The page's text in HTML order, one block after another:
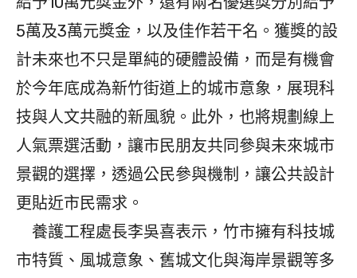
5萬及3萬元獎金，以及佳作若干名。獲獎的設
計未來也不只是單純的硬體設備，而是有機會
於今年底成為新竹街道上的城市意象，展現科
技與人文共融的新風貌。此外，也將規劃線上
人氣票選活動，讓市民朋友共同參與未來城市
景觀的選擇，透過公民參與機制，讓公共設計
更貼近市民需求。
養護工程處長李吳喜表示，竹市擁有科技城
市特質、風城意象、舊城文化與海岸景觀等多